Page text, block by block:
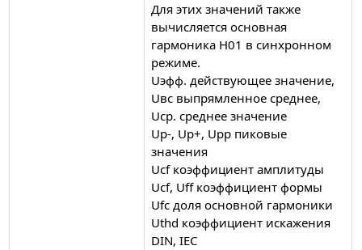
Для этих значений также
вычисляется основная
гармоника H01 в синхронном
режиме.
Uэфф. действующее значение,
Uвс выпрямленное среднее,
Uср. среднее значение
Up-, Up+, Upp пиковые
значения
Ucf коэффициент амплитуды
Ucf, Uff коэффициент формы
Ufc доля основной гармоники
Uthd коэффициент искажения
DIN, IEC